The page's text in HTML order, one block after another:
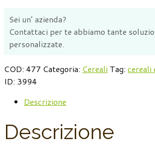
Sei un’ azienda?
Contattaci per te abbiamo tante
personalizzate.
COD: 477 Categoria: Cereali Tag: cereali
ID: 3994
Descrizione
Descrizione